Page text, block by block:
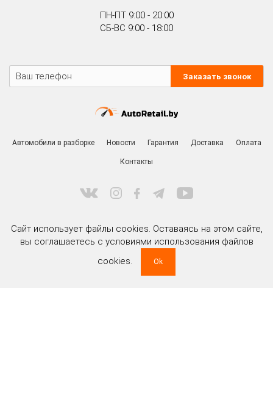
ПН-ПТ 9:00 - 20:00
СБ-ВС 9:00 - 18:00
Заказать звонок
Автомобили в разборке Новости Гарантия Доставка Оплата
Контакты
ООО «РитейлМоторс» УНП 191477517
Сайт использует файлы cookies. Оставаясь на этом сайте,
вы соглашаетесь с условиями использования файлов
cookies.
Ok